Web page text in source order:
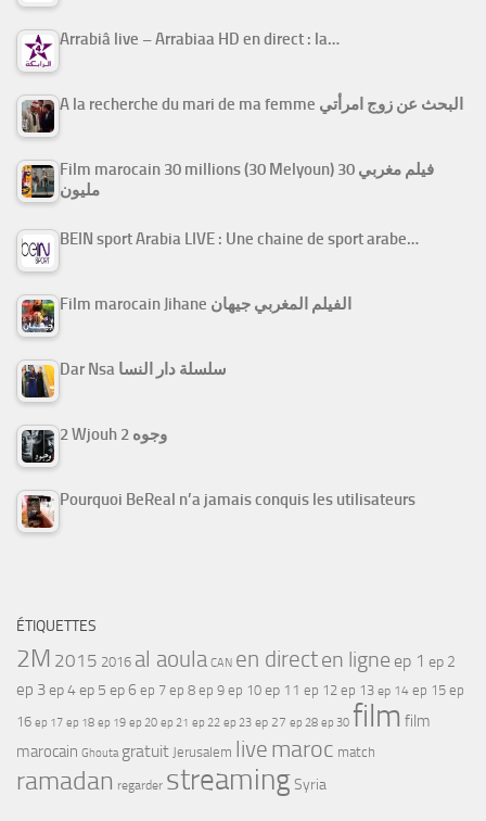
Arrabiâ live – Arrabiaa HD en direct : la…
A la recherche du mari de ma femme البحث عن زوج امرأتي
Film marocain 30 millions (30 Melyoun) فيلم مغربي 30
مليون
BEIN sport Arabia LIVE : Une chaine de sport arabe…
Film marocain Jihane الفيلم المغربي جيهان
Dar Nsa سلسلة دار النسا
2 Wjouh 2 وجوه
Pourquoi BeReal n’a jamais conquis les utilisateurs
ÉTIQUETTES
2M 2015 2016 al aoula CAN en directen ligne ep 1 ep 2
ep 3ep 4ep 5 ep 6 ep 7 ep 8 ep 9 ep 10 ep 11 ep 12 ep 13 ep 14 ep 15 ep
16 ep 17 ep 18 ep 19 ep 20 ep 21 ep 22 ep 23 ep 27 ep 28 ep 30 film film
marocain Ghouta gratuit Jerusalem live maroc match
ramadan regarder streamingSyria